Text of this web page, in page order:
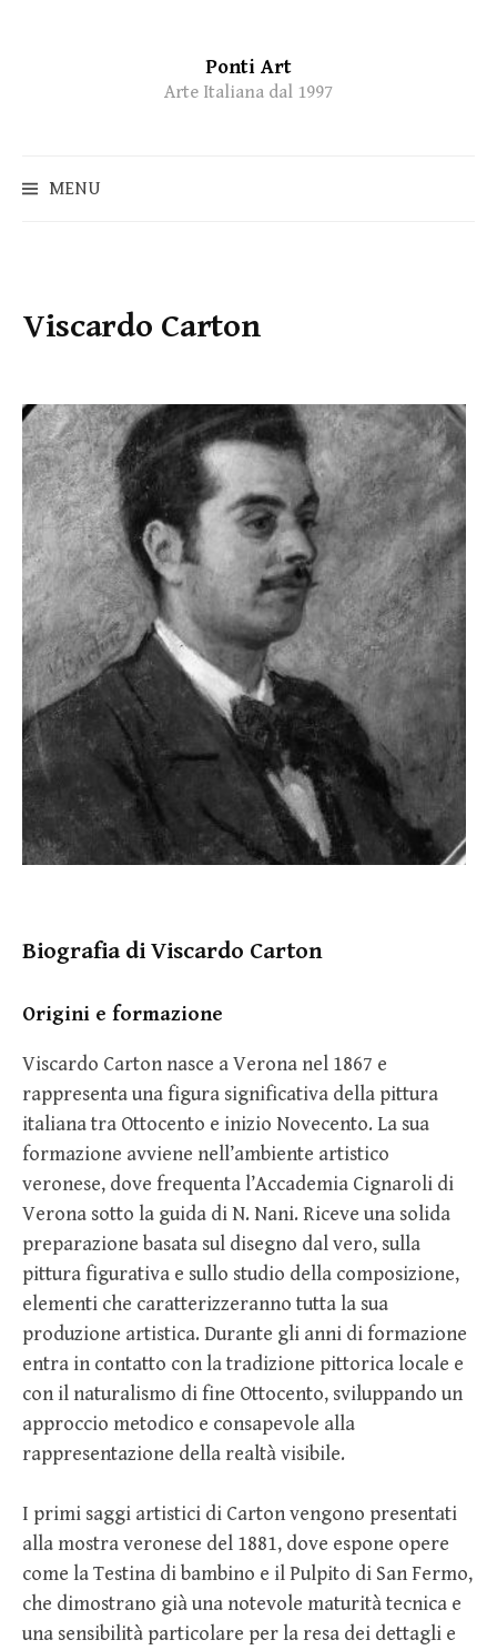
Ponti Art
Arte Italiana dal 1997
MENU
Viscardo Carton
Biografia di Viscardo Carton
Origini e formazione
Viscardo Carton nasce a Verona nel 1867 e
rappresenta una figura significativa della pittura
italiana tra Ottocento e inizio Novecento. La sua
formazione avviene nell’ambiente artistico
veronese, dove frequenta l’Accademia Cignaroli di
Verona sotto la guida di N. Nani. Riceve una solida
preparazione basata sul disegno dal vero, sulla
pittura figurativa e sullo studio della composizione,
elementi che caratterizzeranno tutta la sua
produzione artistica. Durante gli anni di formazione
entra in contatto con la tradizione pittorica locale e
con il naturalismo di fine Ottocento, sviluppando un
approccio metodico e consapevole alla
rappresentazione della realtà visibile.
I primi saggi artistici di Carton vengono presentati
alla mostra veronese del 1881, dove espone opere
come la Testina di bambino e il Pulpito di San Fermo,
che dimostrano già una notevole maturità tecnica e
una sensibilità particolare per la resa dei dettagli e